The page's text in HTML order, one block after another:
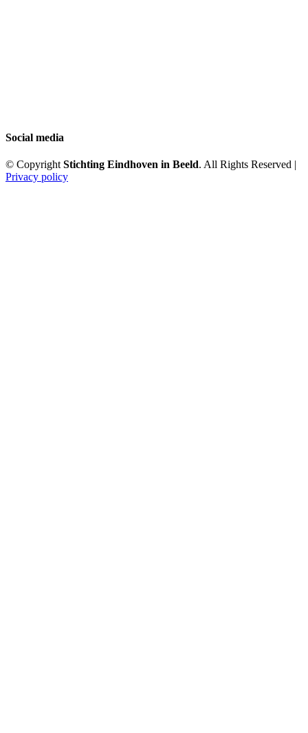
Social media
© CopyrightStichting Eindhoven in Beeld. All Rights Reserved |
Privacy policy